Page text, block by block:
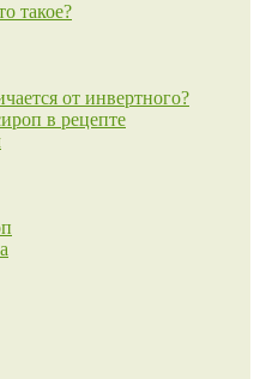
такое?
от инвертного?
в рецепте